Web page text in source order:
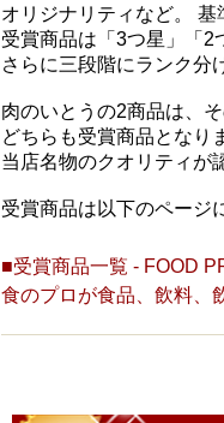
オリジナリティなど。 基
受賞商品は「3つ星」「2
さらに三段階にランク分
肉のいとうの2商品は、
どちらも受賞商品となり
当店名物のクオリティが
受賞商品は以下のページ
■受賞商品一覧 - FOOD
食のプロが食品、飲料、